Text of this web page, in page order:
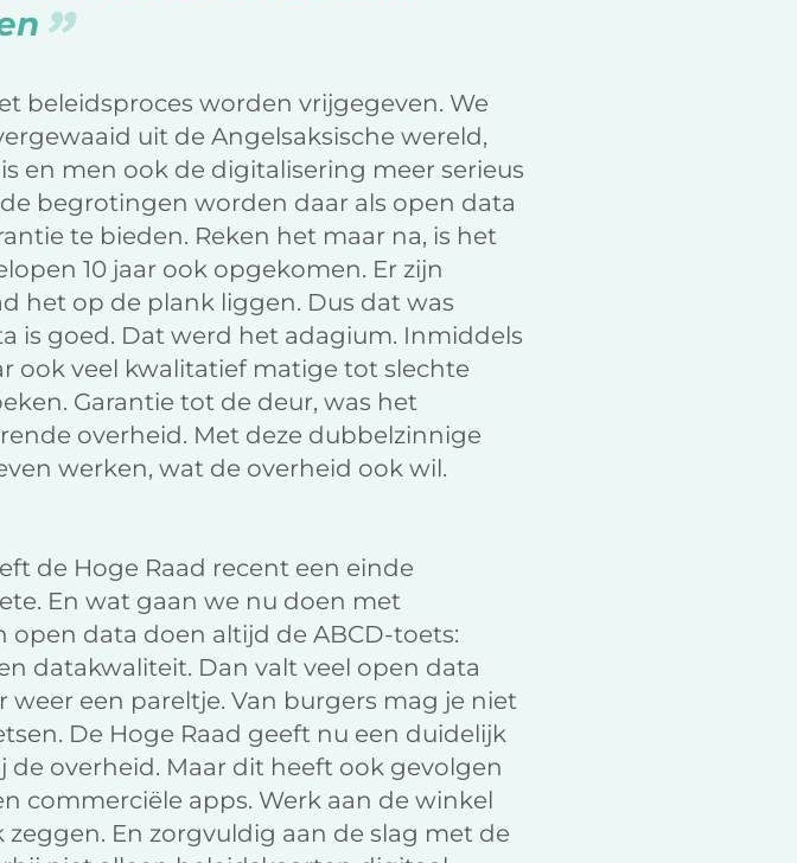
beleidsproces worden vrijgegeven. We
uit de Angelsaksische wereld,
en men ook de digitalisering meer serieus
begrotingen worden daar als open data
te bieden. Reken het maar na, is het
10 jaar ook opgekomen. Er zijn
het op de plank liggen. Dus dat was
is goed. Dat werd het adagium. Inmiddels
ook veel kwalitatief matige tot slechte
Garantie tot de deur, was het
overheid. Met deze dubbelzinnige
werken, wat de overheid ook wil.
de Hoge Raad recent een einde
En wat gaan we nu doen met
open data doen altijd de ABCD-toets:
datakwaliteit. Dan valt veel open data
een pareltje. Van burgers mag je niet
De Hoge Raad geeft nu een duidelijk
overheid. Maar dit heeft ook gevolgen
commerciële apps. Werk aan de winkel
En zorgvuldig aan de slag met de